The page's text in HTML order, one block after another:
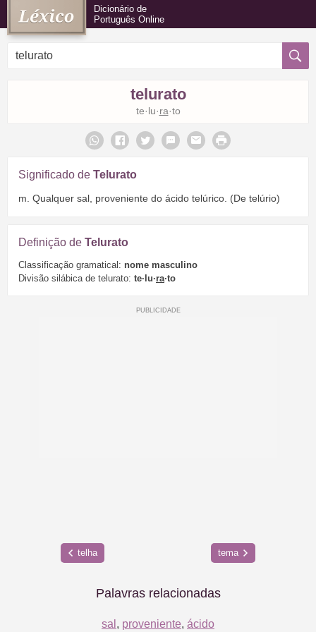
Dicionário de
Português Online
telurato
te·lu·ra·to
Significado de Telurato
m. Qualquer sal, proveniente do ácido telúrico. (De telúrio)
Definição de Telurato
Classificação gramatical: nome masculino
Divisão silábica de telurato: te·lu·ra·to
telha tema
Palavras relacionadas
sal , proveniente, ácido